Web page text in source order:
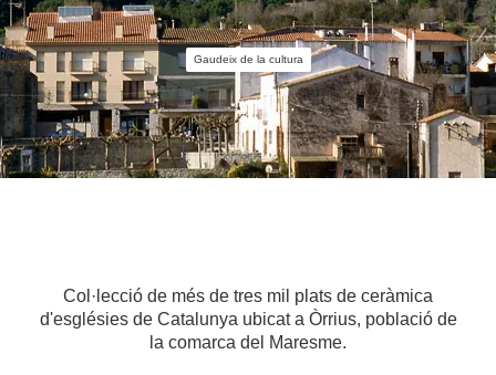
Gaudeix de la cultura
Col·lecció de més de tres mil plats de ceràmica
d'esglésies de Catalunya ubicat a Òrrius, població de
la comarca del Maresme.